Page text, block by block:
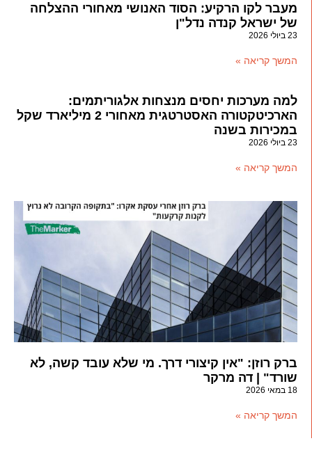
מעבר לקו הרקיע: הסוד האנושי מאחורי ההצלחה
של ישראל קנדה נדל"ן
23 ביולי 2026
המשך קריאה »
למה מערכות יחסים מנצחות אלגוריתמים:
הארכיטקטורה האסטרטגית מאחורי 2 מיליארד שקל
במכירות בשנה
23 ביולי 2026
המשך קריאה »
ברק רוזן: "אין קיצורי דרך. מי שלא עובד קשה, לא
שורד" | דה מרקר
18 במאי 2026
המשך קריאה »